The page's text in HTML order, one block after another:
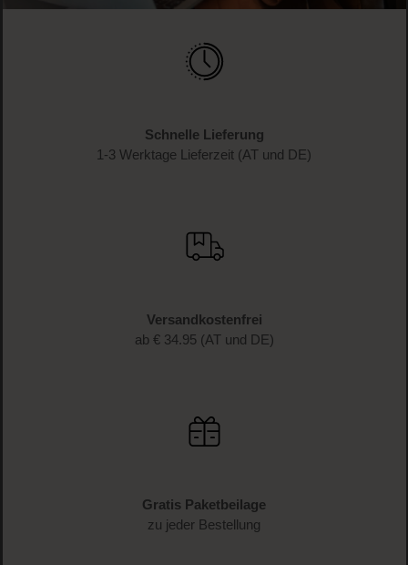
Schnelle Lieferung
1-3 Werktage Lieferzeit (AT und DE)
Versandkostenfrei
ab € 34.95 (AT und DE)
Gratis Paketbeilage
zu jeder Bestellung